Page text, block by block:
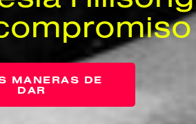
MANERAS DE
DAR